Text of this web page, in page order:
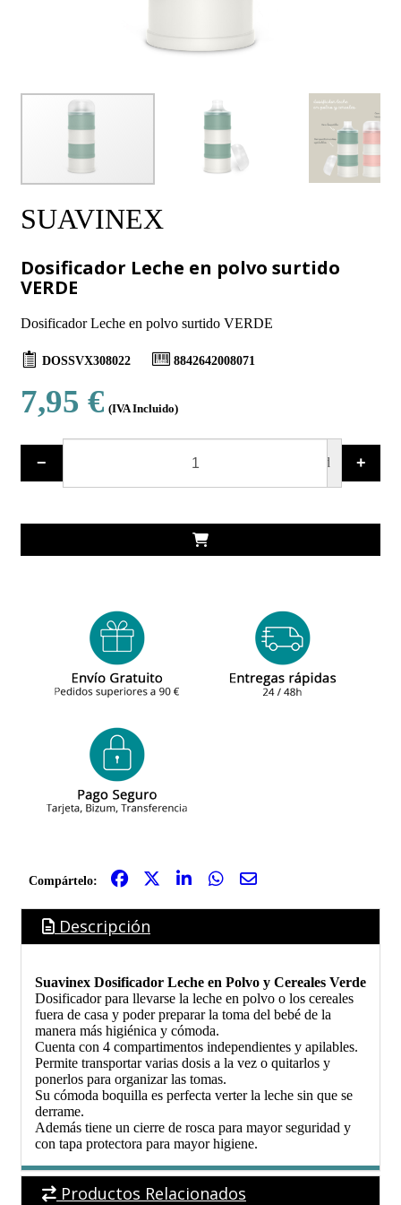
SUAVINEX
Dosificador Leche en polvo surtido
VERDE
Dosificador Leche en polvo surtido VERDE
DOSSVX308022 8842642008071
7,95 € (IVA Incluido)
− ud +
Compártelo:
Descripción
Suavinex Dosificador Leche en Polvo y Cereales Verde
Dosificador para llevarse la leche en polvo o los cereales
fuera de casa y poder preparar la toma del bebé de la
manera más higiénica y cómoda.
Cuenta con 4 compartimentos independientes y apilables.
Permite transportar varias dosis a la vez o quitarlos y
ponerlos para organizar las tomas.
Su cómoda boquilla es perfecta verter la leche sin que se
derrame.
Además tiene un cierre de rosca para mayor seguridad y
con tapa protectora para mayor higiene.
Productos Relacionados